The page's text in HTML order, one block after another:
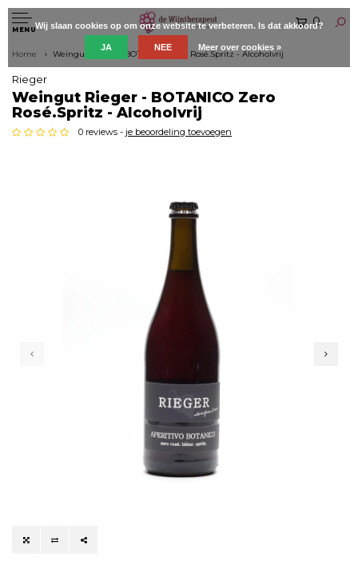
MENU
0
Home Weingut Rieger - BOTANICO Zero Rosé.Spritz - Alcoholvrij
Rieger
Weingut Rieger - BOTANICO Zero
Rosé.Spritz - Alcoholvrij
0 reviews - je beoordeling toevoegen
Wij slaan cookies op om onze website te verbeteren. Is dat akkoord?
JA NEE Meer over cookies »